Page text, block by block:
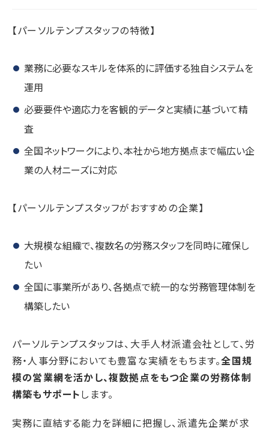
【パーソルテンプスタッフの特徴】
業務に必要なスキルを体系的に評価する独自システムを
運用
必要要件や適応力を客観的データと実績に基づいて精
査
全国ネットワークにより、本社から地方拠点まで幅広い企
業の人材ニーズに対応
【パーソルテンプスタッフがおすすめの企業】
大規模な組織で、複数名の労務スタッフを同時に確保し
たい
全国に事業所があり、各拠点で統一的な労務管理体制を
構築したい
パーソルテンプスタッフは、大手人材派遣会社として、労
務・人事分野においても豊富な実績をもちます。全国規
模の営業網を活かし、複数拠点をもつ企業の労務体制
構築もサポートします。
実務に直結する能力を詳細に把握し、派遣先企業が求